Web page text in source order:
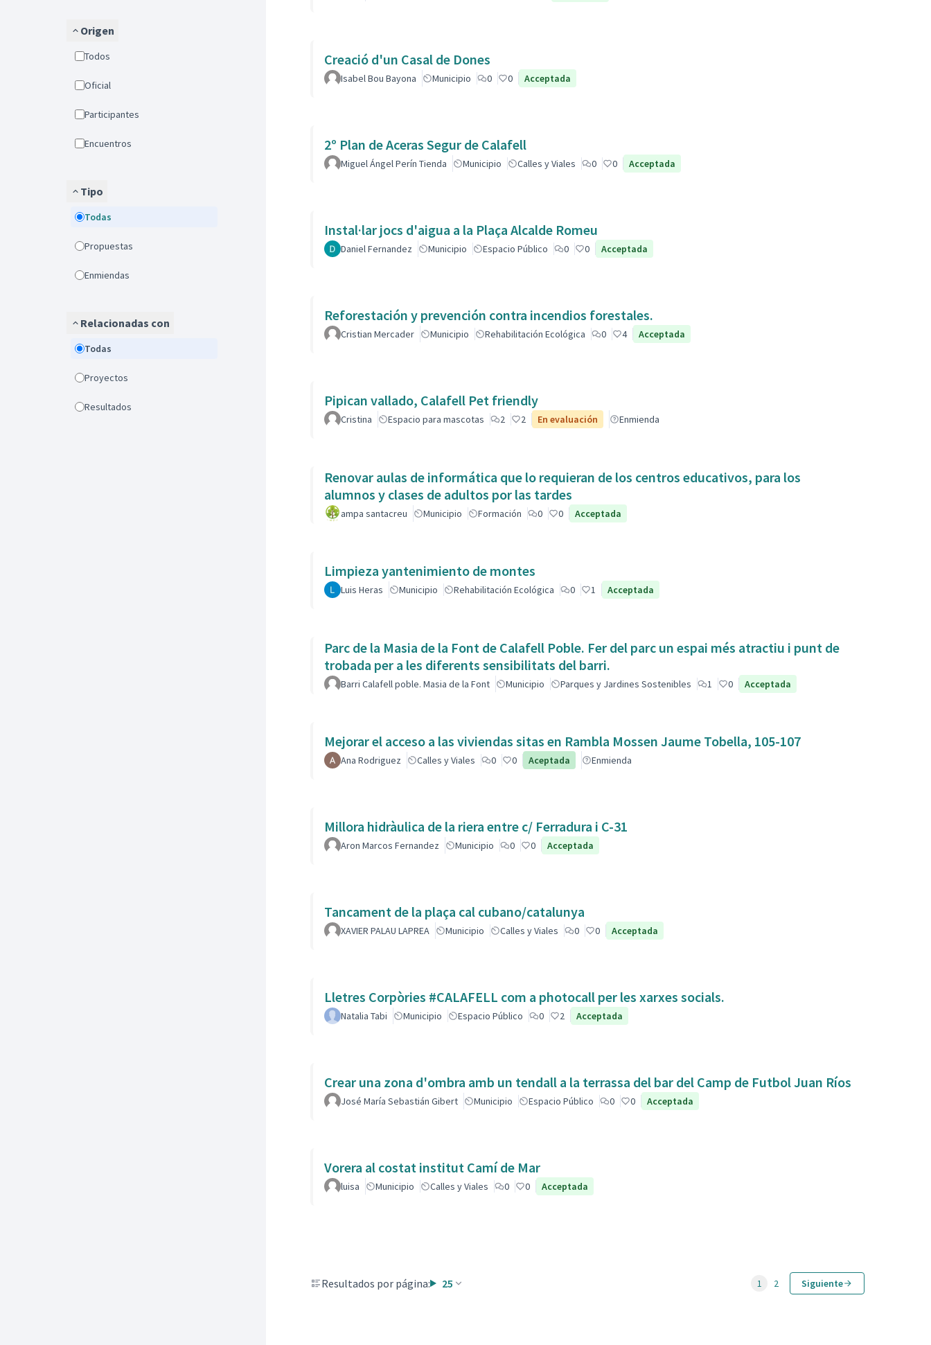
Origen
Todos
Oficial
Participantes
Encuentros
Tipo
Todas
Propuestas
Enmiendas
Relacionadas con
Todas
Proyectos
Resultados
Creació d'un Casal de Dones
Isabel Bou Bayona Municipio 0 0 Acceptada
2º Plan de Aceras Segur de Calafell
Miguel Ángel Perín Tienda Municipio Calles y Viales 0 0 Acceptada
Instal·lar jocs d'aigua a la Plaça Alcalde Romeu
Daniel Fernandez Municipio Espacio Público 0 0 Acceptada
Reforestación y prevención contra incendios forestales.
Cristian Mercader Municipio Rehabilitación Ecológica 0 4 Acceptada
Pipican vallado, Calafell Pet friendly
Cristina Espacio para mascotas 2 2 En evaluación Enmienda
Renovar aulas de informática que lo requieran de los centros educativos, para los
alumnos y clases de adultos por las tardes
ampa santacreu Municipio Formación 0 0 Acceptada
Limpieza yantenimiento de montes
Luis Heras Municipio Rehabilitación Ecológica 0 1 Acceptada
Parc de la Masia de la Font de Calafell Poble. Fer del parc un espai més atractiu i punt de
trobada per a les diferents sensibilitats del barri.
Barri Calafell poble. Masia de la Font Municipio Parques y Jardines Sostenibles 1 0 Acceptada
Mejorar el acceso a las viviendas sitas en Rambla Mossen Jaume Tobella, 105-107
Ana Rodriguez Calles y Viales 0 0 Aceptada Enmienda
Millora hidràulica de la riera entre c/ Ferradura i C-31
Aron Marcos Fernandez Municipio 0 0 Acceptada
Tancament de la plaça cal cubano/catalunya
XAVIER PALAU LAPREA Municipio Calles y Viales 0 0 Acceptada
Lletres Corpòries #CALAFELL com a photocall per les xarxes socials.
Natalia Tabi Municipio Espacio Público 0 2 Acceptada
Crear una zona d'ombra amb un tendall a la terrassa del bar del Camp de Futbol Juan Ríos
José María Sebastián Gibert Municipio Espacio Público 0 0 Acceptada
Vorera al costat institut Camí de Mar
luisa Municipio Calles y Viales 0 0 Acceptada
Resultados por página: 25 1 2 Siguiente